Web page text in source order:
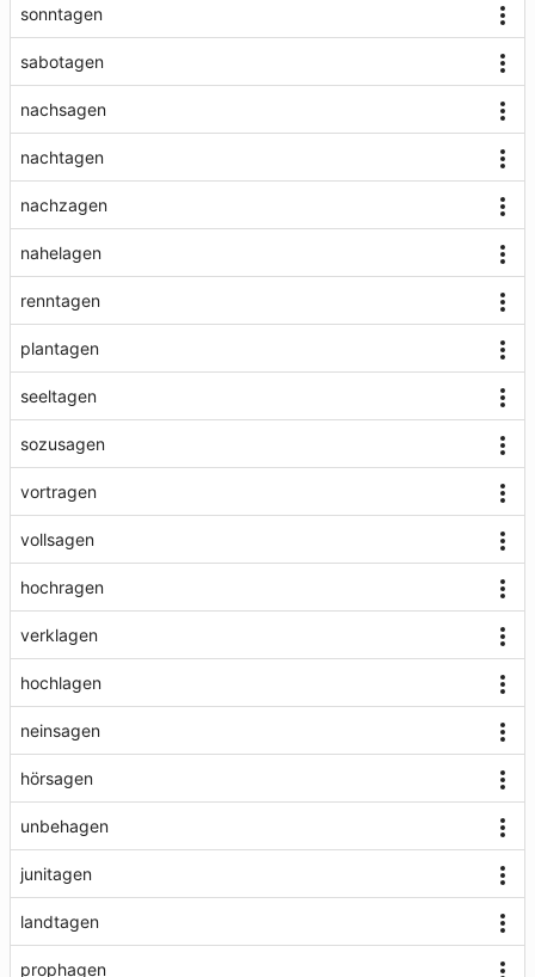
sonntagen
sabotagen
nachsagen
nachtagen
nachzagen
nahelagen
renntagen
plantagen
seeltagen
sozusagen
vortragen
vollsagen
hochragen
verklagen
hochlagen
neinsagen
hörsagen
unbehagen
junitagen
landtagen
prophagen